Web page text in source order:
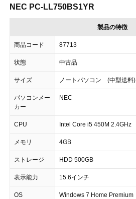
NEC PC-LL750BS1YR
製品の特徴
商品コード 87713
状態 中古品
サイズ ノートパソコン (中型送料)
パソコンメー
カー
NEC
CPU Intel Core i5 450M 2.4GHz
メモリ 4GB
ストレージ HDD 500GB
表示能力 15.6インチ
OS Windows 7 Home Premium